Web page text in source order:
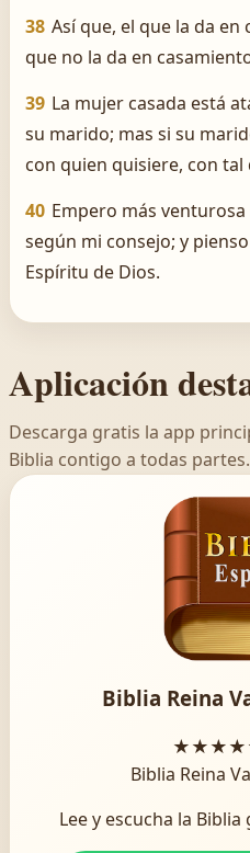
38 Así que, el que la da en
que no la da en
39 La mujer casada está
su marido; mas si su
con quien quisiere, con tal
40 Empero más
según mi consejo; y
Espíritu de Dios.
Aplicación
Descarga gratis la app
Biblia contigo a todas partes.
Biblia Reina
Biblia Reina
Lee y escucha la